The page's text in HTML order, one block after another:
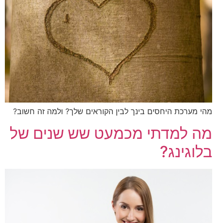
מערכת היחסים בינך לבין הקוראים שלך? ולמה זה חשוב?
למדתי מכמעט שש שנים של